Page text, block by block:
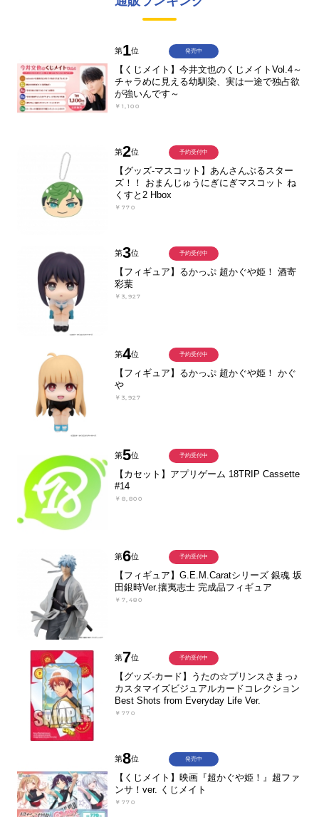
第1位
【くじメイト】今井文也のくじメイトVol.4～
チャラめに見える幼馴染、実は一途で独占欲
が強いんです～
￥1,100
発売中
第2位
【グッズ-マスコット】あんさんぶるスター
ズ！！ おまんじゅうにぎにぎマスコット ね
くすと2 Hbox
￥770
予約受付中
第3位
【フィギュア】るかっぷ 超かぐや姫！ 酒寄
彩葉
￥3,927
予約受付中
第4位
【フィギュア】るかっぷ 超かぐや姫！ かぐ
や
￥3,927
予約受付中
第5位
【カセット】アプリゲーム 18TRIP Cassette
#14
￥8,800
予約受付中
第6位
【フィギュア】G.E.M.Caratシリーズ 銀魂 坂
田銀時Ver.攘夷志士 完成品フィギュア
￥7,480
予約受付中
第7位
【グッズ-カード】うたの☆プリンスさまっ♪
カスタマイズビジュアルカードコレクション
Best Shots from Everyday Life Ver.
￥770
予約受付中
第8位
【くじメイト】映画『超かぐや姫！』超ファ
ンサ！ver. くじメイト
￥770
発売中